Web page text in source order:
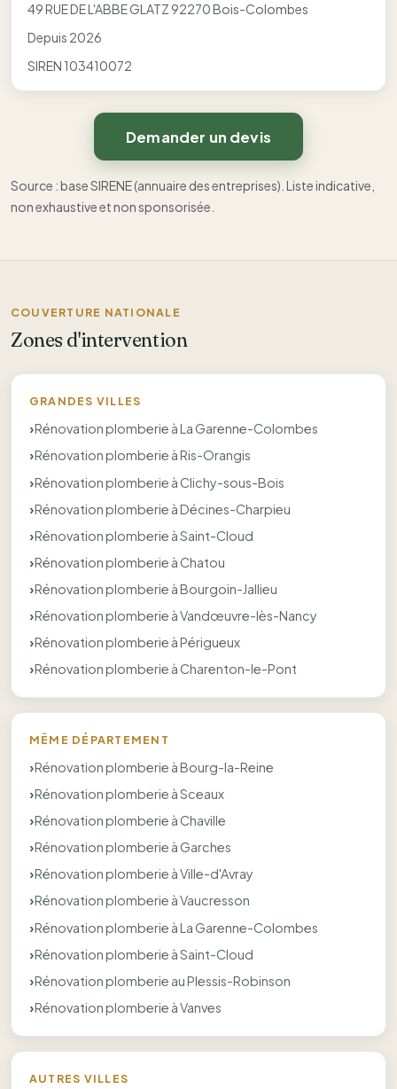
49 RUE DE L'ABBE GLATZ 92270 Bois-Colombes
Depuis 2026
SIREN 103410072
Demander un devis
Source : base SIRENE (annuaire des entreprises). Liste indicative,
non exhaustive et non sponsorisée.
COUVERTURE NATIONALE
Zones d'intervention
GRANDES VILLES
Rénovation plomberie à La Garenne-Colombes
Rénovation plomberie à Ris-Orangis
Rénovation plomberie à Clichy-sous-Bois
Rénovation plomberie à Décines-Charpieu
Rénovation plomberie à Saint-Cloud
Rénovation plomberie à Chatou
Rénovation plomberie à Bourgoin-Jallieu
Rénovation plomberie à Vandœuvre-lès-Nancy
Rénovation plomberie à Périgueux
Rénovation plomberie à Charenton-le-Pont
MÊME DÉPARTEMENT
Rénovation plomberie à Bourg-la-Reine
Rénovation plomberie à Sceaux
Rénovation plomberie à Chaville
Rénovation plomberie à Garches
Rénovation plomberie à Ville-d'Avray
Rénovation plomberie à Vaucresson
Rénovation plomberie à La Garenne-Colombes
Rénovation plomberie à Saint-Cloud
Rénovation plomberie au Plessis-Robinson
Rénovation plomberie à Vanves
AUTRES VILLES